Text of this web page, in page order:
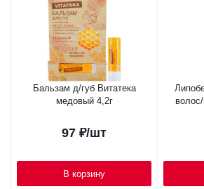
Бальзам д/губ Витатека
медовый 4,2г
97 ₽/шт
В корзину